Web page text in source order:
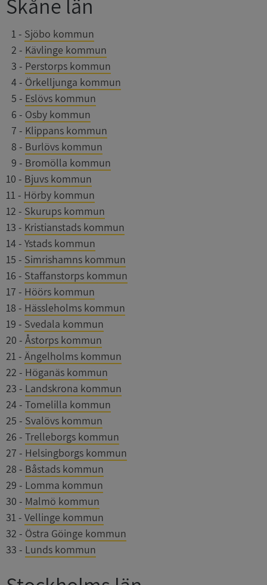
1- Sjöbo kommun
2 - Kävlinge kommun
3 - Perstorps kommun
4- Örkelljunga kommun
5 - Eslövs kommun
6 - Osby kommun
7 - Klippans kommun
8 - Burlövs kommun
9 - Bromölla kommun
10 - Bjuvs kommun
11- Hörby kommun
12 - Skurups kommun
13 - Kristianstads kommun
14- Ystads kommun
15 - Simrishamns kommun
16 - Staffanstorps kommun
17 - Höörs kommun
18 - Hässleholms kommun
19 - Svedala kommun
20 - Åstorps kommun
21- Ängelholms kommun
22 - Höganäs kommun
23 - Landskrona kommun
24- Tomelilla kommun
25 - Svalövs kommun
26 - Trelleborgs kommun
27 - Helsingborgs kommun
28 - Båstads kommun
29 - Lomma kommun
30 - Malmö kommun
31- Vellinge kommun
32 - Östra Göinge kommun
33 - Lunds kommun